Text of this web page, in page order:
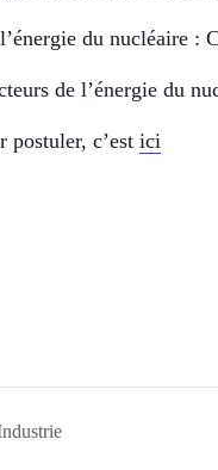
du nucléaire
de l’énergie du
postuler, c’est ici